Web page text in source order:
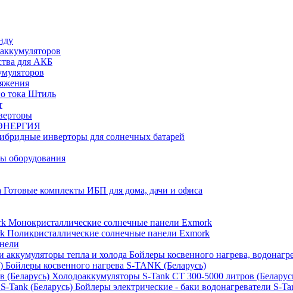
для АКБ
тока Штиль
инверторы для солнечных батарей
оборудования
Готовые комплекты ИБП для дома, дачи и офиса
Монокристаллические солнечные панели Exmork
Поликристаллические солнечные панели Exmork
Бойлеры косвенного нагрева,
Бойлеры косвенного нагрева S-TANK (Беларусь)
Холодоаккумуляторы S-Tank СТ 300-5000 литров
Бойлеры электрические - баки водонагреватели S-